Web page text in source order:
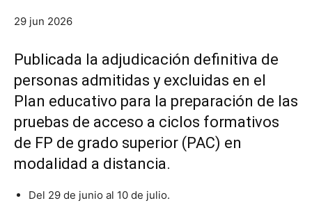
29 jun 2026
Publicada la adjudicación definitiva de
personas admitidas y excluidas en el
Plan educativo para la preparación de las
pruebas de acceso a ciclos formativos
de FP de grado superior (PAC) en
modalidad a distancia.
Del 29 de junio al 10 de julio.